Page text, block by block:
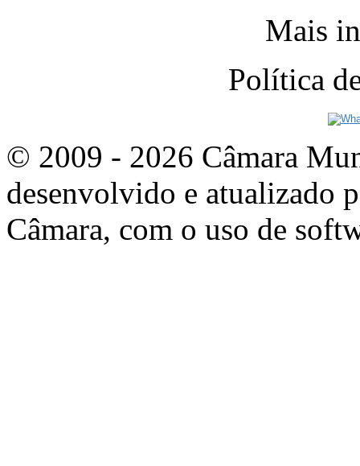
Mais
Política
© 2009 - 2026 Câmara
desenvolvido e atualizado
Câmara, com o uso de